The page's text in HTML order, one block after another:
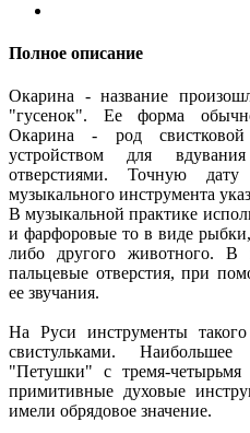
Полное описание
Окарина - название
"гусенок". Ее форма
Окарина - род
устройством для
отверстиями. Точную
музыкального инструмента
В музыкальной практике
и фарфоровые то в виде
либо другого животного. В
пальцевые отверстия, при
ее звучания.
На Руси инструменты
свистульками. Наибольшее
"Петушки" с тремя-
примитивные духовые
имели обрядовое значение.